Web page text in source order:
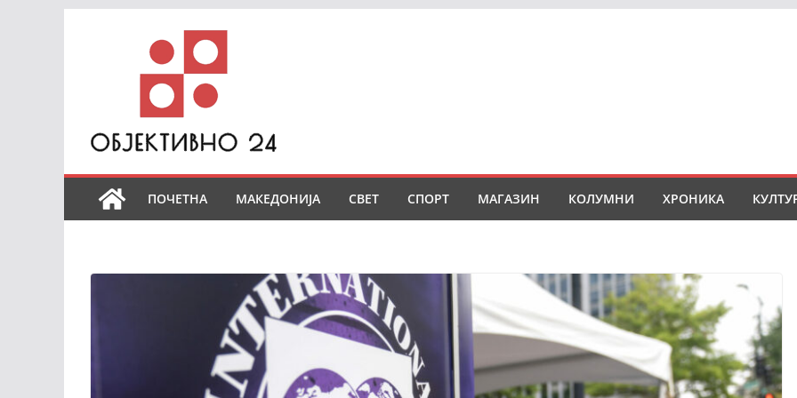
ПОЧЕТНА МАКЕДОНИЈА СВЕТ СПОРТ МАГАЗИН КОЛУМНИ ХРОНИКА